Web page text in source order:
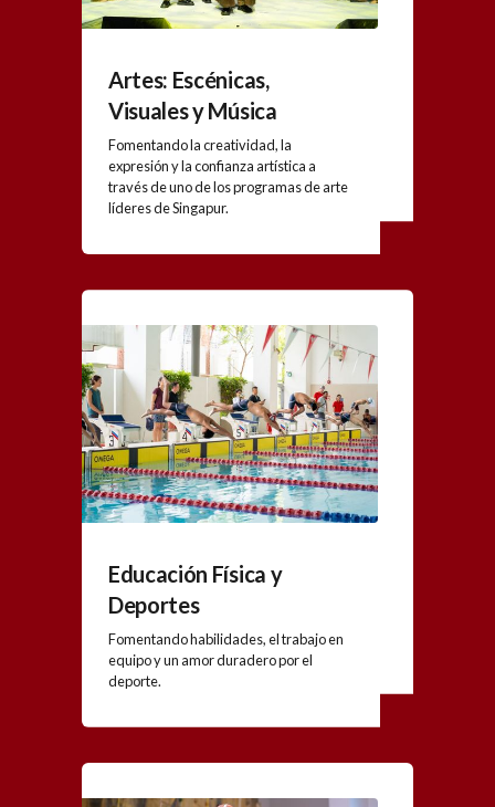
Artes: Escénicas,
Visuales y Música
Fomentando la creatividad, la
expresión y la confianza artística a
través de uno de los programas de arte
líderes de Singapur.
Educación Física y
Deportes
Fomentando habilidades, el trabajo en
equipo y un amor duradero por el
deporte.